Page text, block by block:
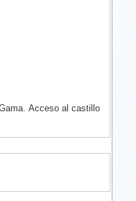
Acceso al castillo